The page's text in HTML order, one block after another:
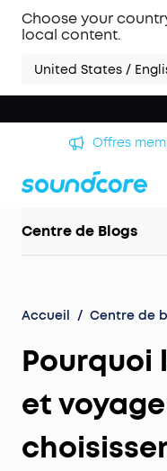
Choose your
local content.
United States /
Offres
Centre de Blogs
Accueil / Centre de
Pourquoi
et